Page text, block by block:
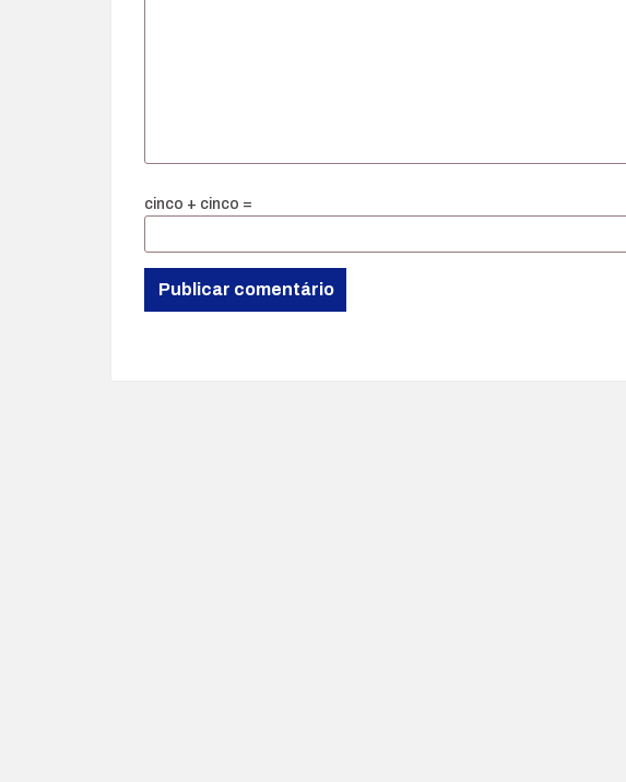
cinco + cinco =